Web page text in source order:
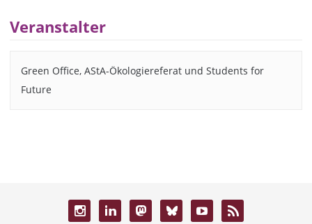
Veranstalter
Green Office, AStA-Ökologiereferat und Students for
Future